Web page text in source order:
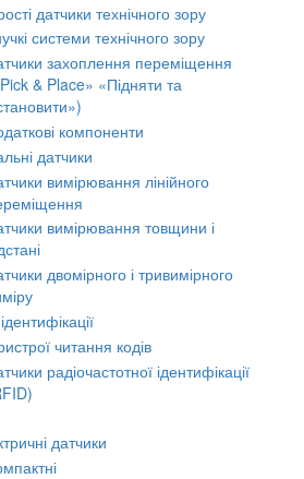
датчики технічного зору
системи технічного зору
захоплення переміщення
& Place» «Підняти та
компоненти
датчики
вимірювання лінійного
вимірювання товщини і
двомірного і тривимірного
читання кодів
радіочастотної ідентифікації
датчики